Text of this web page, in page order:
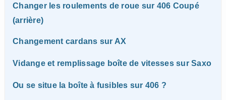
Changer les roulements de roue sur 406 Coupé
(arrière)
Changement cardans sur AX
Vidange et remplissage boîte de vitesses sur Saxo
Ou se situe la boîte à fusibles sur 406 ?